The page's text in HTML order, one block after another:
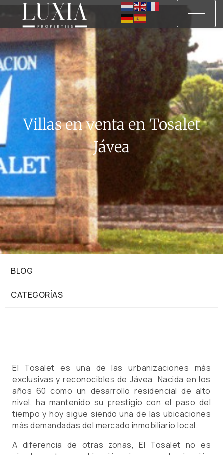
Villas en venta en Tosalet
Jávea
BLOG
CATEGORÍAS
El Tosalet es una de las urbanizaciones más
exclusivas y reconocibles de Jávea. Nacida en los
años 60 como un desarrollo residencial de alto
nivel, ha mantenido su prestigio con el paso del
tiempo y hoy sigue siendo una de las ubicaciones
más demandadas del mercado inmobiliario local.
A diferencia de otras zonas, El Tosalet no es